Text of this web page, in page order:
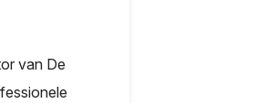
van De